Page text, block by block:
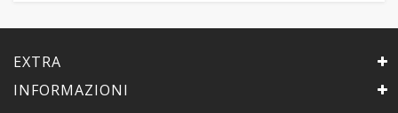
EXTRA
INFORMAZIONI